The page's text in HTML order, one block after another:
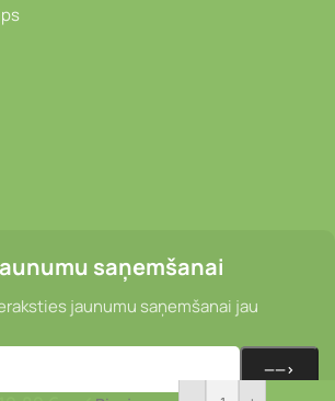
Video novērošanas kameras, Portatīvie
saņemšanai
jaunumu saņemšanai jau